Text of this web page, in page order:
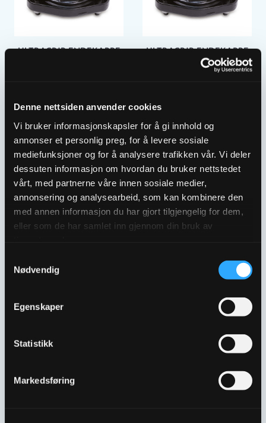
Denne nettsiden anvender cookies
Vi bruker informasjonskapsler for å gi innhold og
annonser et personlig preg, for å levere sosiale
mediefunksjoner og for å analysere trafikken vår. Vi deler
dessuten informasjon om hvordan du bruker nettstedet
vårt, med partnerne våre innen sosiale medier,
annonsering og analysearbeid, som kan kombinere den
med annen informasjon du har gjort tilgjengelig for dem,
eller som de har samlet inn gjennom din bruk av
Nødvendig
Egenskaper
Statistikk
Markedsføring
ULTRAGRIP ENDEKAPPE
ULTRAGRIP ENDEKAPPE
DN100 107-133MM 2″
UTTAK